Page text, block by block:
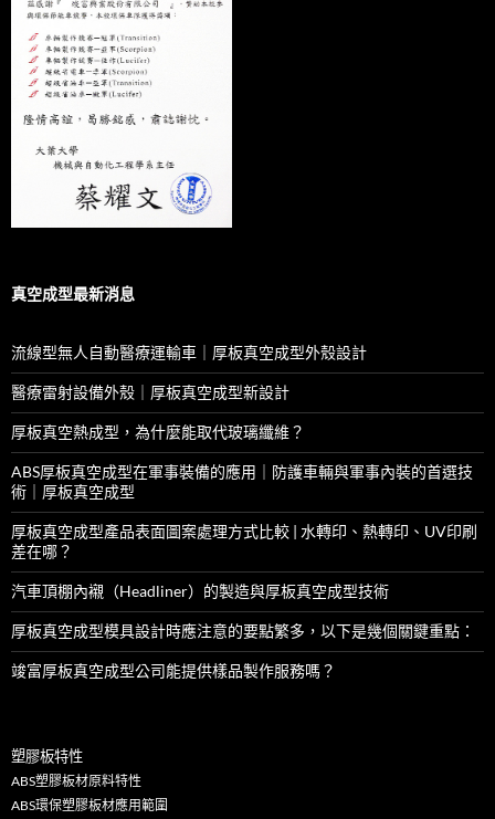
真空成型最新消息
流線型無人自動醫療運輸車｜厚板真空成型外殼設計
醫療雷射設備外殼｜厚板真空成型新設計
厚板真空熱成型，為什麼能取代玻璃纖維？
ABS厚板真空成型在軍事裝備的應用｜防護車輛與軍事內裝的首選技
術｜厚板真空成型
厚板真空成型產品表面圖案處理方式比較 | 水轉印、熱轉印、UV印刷
差在哪？
汽車頂棚內襯（Headliner）的製造與厚板真空成型技術
厚板真空成型模具設計時應注意的要點繁多，以下是幾個關鍵重點：
竣富厚板真空成型公司能提供樣品製作服務嗎？
塑膠板特性
ABS塑膠板材原料特性
ABS環保塑膠板材應用範圍